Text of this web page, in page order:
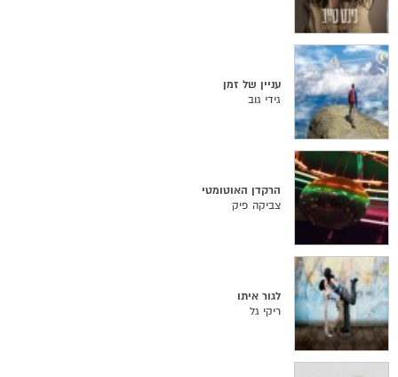
עניין של זמן
גידי גוב
הרקדן האוטומטי
צביקה פיק
לגור איתו
ריקי גל